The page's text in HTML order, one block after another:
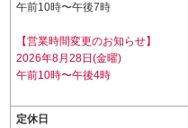
午前10時〜午後7時
【営業時間変更のお知らせ】
2026年8月28日(金曜)
午前10時〜午後4時
定休日